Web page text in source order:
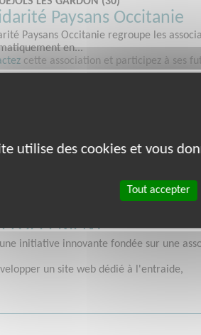
Paysans Occitanie
Paysans Occitanie regroupe les
en...
cette association et participez à ses
initiative innovante fondée sur une
un site web dédié à l'entraide,
utilise des cookies et vous
Tout accepter